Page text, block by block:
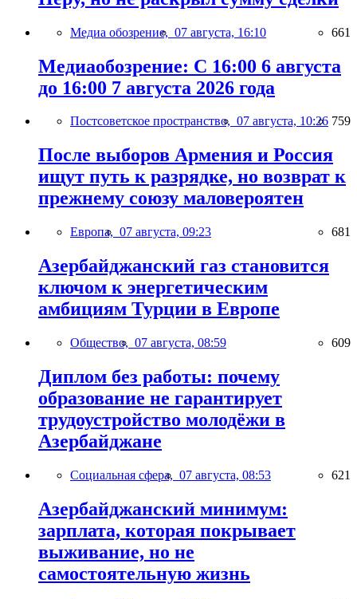
Медиа обозрение, 07 августа, 16:10 661
Медиаобозрение: С 16:00 6 августа
до 16:00 7 августа 2026 года
Постсоветское пространство, 07 августа, 10:26 759
После выборов Армения и Россия
ищут путь к разрядке, но возврат к
прежнему союзу маловероятен
Европа, 07 августа, 09:23 681
Азербайджанский газ становится
ключом к энергетическим
амбициям Турции в Европе
Общество, 07 августа, 08:59 609
Диплом без работы: почему
образование не гарантирует
трудоустройство молодёжи в
Азербайджане
Социальная сфера, 07 августа, 08:53 621
Азербайджанский минимум:
зарплата, которая покрывает
выживание, но не
самостоятельную жизнь